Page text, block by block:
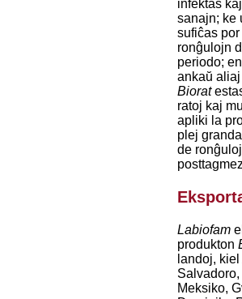
infektas
sanajn; ke
sufiĉas
ronĝulojn
periodo;
ankaŭ
Biorat
ratoj kaj
apliki la
plej
de
Labiofam
produkton
landoj,
Meksiko,